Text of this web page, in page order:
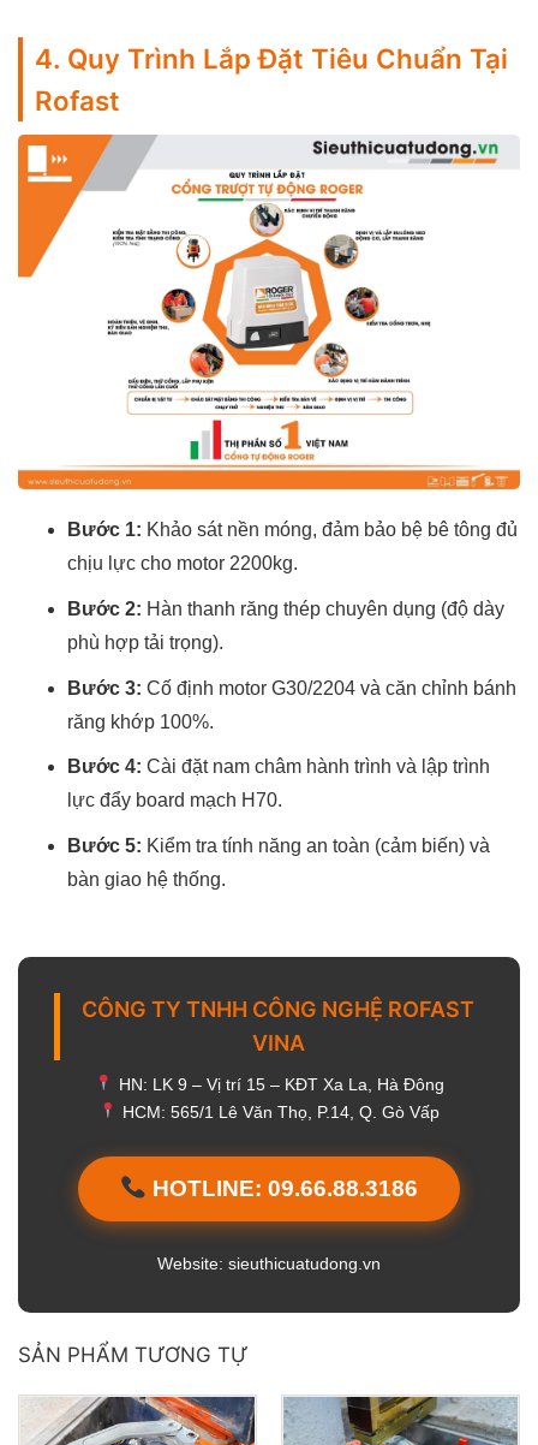
4. Quy Trình Lắp Đặt Tiêu Chuẩn Tại
Rofast
Bước 1: Khảo sát nền móng, đảm bảo bệ bê tông đủ
chịu lực cho motor 2200kg.
Bước 2: Hàn thanh răng thép chuyên dụng (độ dày
phù hợp tải trọng).
Bước 3: Cố định motor G30/2204 và căn chỉnh bánh
răng khớp 100%.
Bước 4: Cài đặt nam châm hành trình và lập trình
lực đẩy board mạch H70.
Bước 5: Kiểm tra tính năng an toàn (cảm biến) và
bàn giao hệ thống.
CÔNG TY TNHH CÔNG NGHỆ ROFAST
VINA
HN: LK 9 – Vị trí 15 – KĐT Xa La, Hà Đông
HCM: 565/1 Lê Văn Thọ, P.14, Q. Gò Vấp
HOTLINE: 09.66.88.3186
Website: sieuthicuatudong.vn
SẢN PHẨM TƯƠNG TỰ